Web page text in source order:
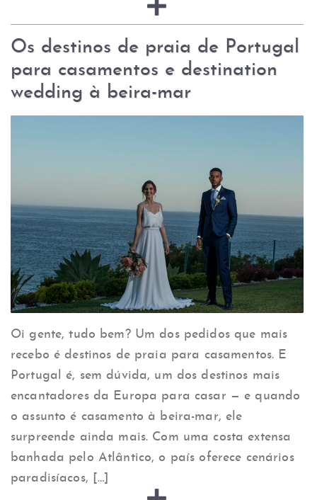
Os destinos de praia de Portugal
para casamentos e destination
wedding à beira-mar
Oi gente, tudo bem? Um dos pedidos que mais
recebo é destinos de praia para casamentos. E
Portugal é, sem dúvida, um dos destinos mais
encantadores da Europa para casar — e quando
o assunto é casamento à beira-mar, ele
surpreende ainda mais. Com uma costa extensa
banhada pelo Atlântico, o país oferece cenários
paradisíacos, […]